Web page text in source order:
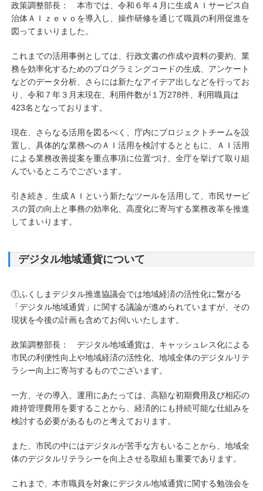
政策調整部長： 本市では、令和６年４月に生成ＡＩサービス自
治体ＡＩｚｅｖｏを導入し、操作研修を通じて職員の利用促進を
図ってまいりました。
これまでの活用事例としては、行政文書の作成や資料の要約、業
務を効率化するためのプログラミングコードの生成、アンケート
などのデータ分析、さらには新たなアイデア出しなどを行ってお
り、令和７年３月末現在、利用件数が１万278件、利用職員は
423名となっております。
現在、さらなる活用を図るべく、庁内にプロジェクトチームを設
置し、具体的な業務へのＡＩ活用を検討するとともに、ＡＩ活用
による業務改善提案を重点事項に位置づけ、全庁を挙げて取り組
んでいるところでございます。
引き続き、生成ＡＩという新たなツールを活用して、市民サービ
スの質の向上と事務の効率化、高度化に寄与する業務改革を推進
してまいります。
デジタル地域通貨について
①ふくしまデジタル推進協議会では地域経済の活性化に繋がる
「デジタル地域通貨」に関する議論が進められていますが、その
現状を今後の計画も含めてお伺いいたします。
政策調整部長： デジタル地域通貨は、キャッシュレス化による
市民の利便性向上や地域経済の活性化、地域全体のデジタルリテ
ラシー向上に寄与するものでございます。
一方、その導入、運用にあたっては、高額な初期費用及び相応の
維持管理費用を要することから、経済的にも持続可能な仕組みを
検討する必要があるものと考えております。
また、市民の中にはデジタルが苦手な方もいることから、地域全
体のデジタルリテラシーを向上させる取組も重要であります。
これまで、本市職員を対象にデジタル地域通貨に関する勉強会を